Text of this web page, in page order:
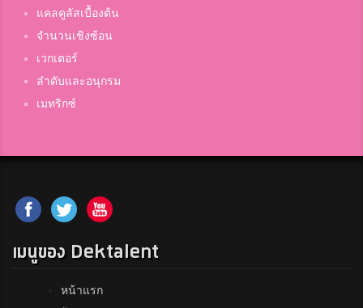
แคลคูลัสเบื้องต้น
จำนวนเชิงซ้อน
เวกเตอร์
ลำดับและอนุกรม
เมทริกซ์
เมนูของ Dektalent
หน้าแรก